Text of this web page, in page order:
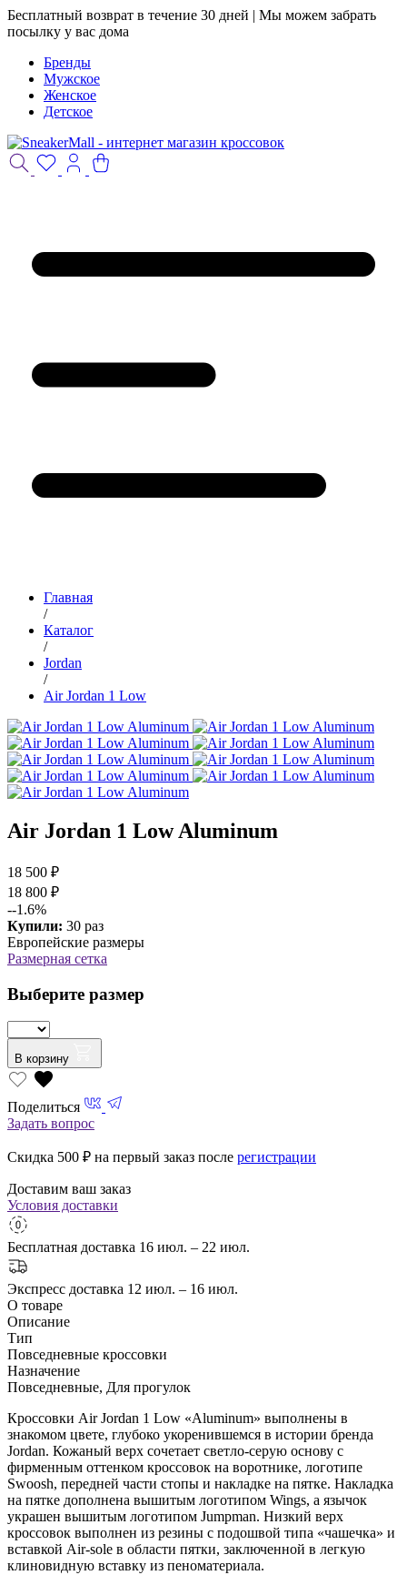
Бесплатный возврат в течение 30 дней | Мы можем забрать
посылку у вас дома
Бренды
Мужское
Женское
Детское
Главная
/
Каталог
/
Jordan
/
Air Jordan 1 Low
Air Jordan 1 Low Aluminum
18 500 ₽
18 800 ₽
--1.6%
Купили: 30 раз
Европейские размеры
Размерная сетка
Выберите размер
В корзину
Поделиться
Задать вопрос
Скидка 500 ₽ на первый заказ после регистрации
Доставим ваш заказ
Условия доставки
Бесплатная доставка 16 июл. – 22 июл.
Экспресс доставка 12 июл. – 16 июл.
О товаре
Описание
Тип
Повседневные кроссовки
Назначение
Повседневные, Для прогулок
Кроссовки Air Jordan 1 Low «Aluminum» выполнены в
знакомом цвете, глубоко укоренившемся в истории бренда
Jordan. Кожаный верх сочетает светло-серую основу с
фирменным оттенком кроссовок на воротнике, логотипе
Swoosh, передней части стопы и накладке на пятке. Накладка
на пятке дополнена вышитым логотипом Wings, а язычок
украшен вышитым логотипом Jumpman. Низкий верх
кроссовок выполнен из резины с подошвой типа «чашечка» и
вставкой Air-sole в области пятки, заключенной в легкую
клиновидную вставку из пеноматериала.